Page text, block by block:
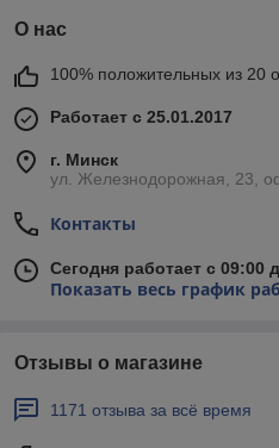
О нас
100% положительных из 20
Работает с 25.01.2017
г. Минск
ул. Железнодорожная, 23,
Контакты
Сегодня работает с 09:00
Показать весь график
Отзывы о магазине
1171 отзыва за всё время